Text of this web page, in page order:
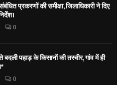
प्रकरणों की समीक्षा, जिलाधिकारी ने दिए
0
पहाड़ के किसानों की तस्वीर, गांव में ही
0